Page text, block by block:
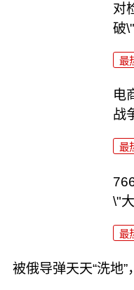
对
破
最
电
战
最
\"
最
被俄导弹天天“洗地”